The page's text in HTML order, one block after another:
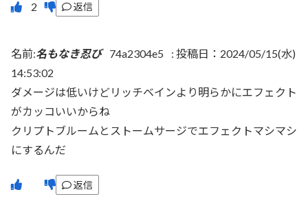
返信
名前:名もなき忍び 74a2304e5 : 投稿日：2024/05/15(水)
14:53:02
ダメージは低いけどリッチベインより明らかにエフェクト
がカッコいいからね
クリプトブルームとストームサージでエフェクトマシマシ
にするんだ
返信